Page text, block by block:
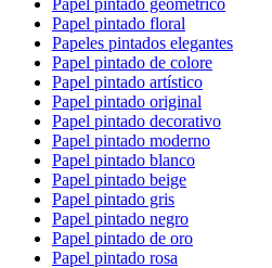
Papel pintado floral
Papeles pintados elegantes
Papel pintado de colore
Papel pintado artístico
Papel pintado original
Papel pintado decorativo
Papel pintado moderno
Papel pintado blanco
Papel pintado beige
Papel pintado gris
Papel pintado negro
Papel pintado de oro
Papel pintado rosa